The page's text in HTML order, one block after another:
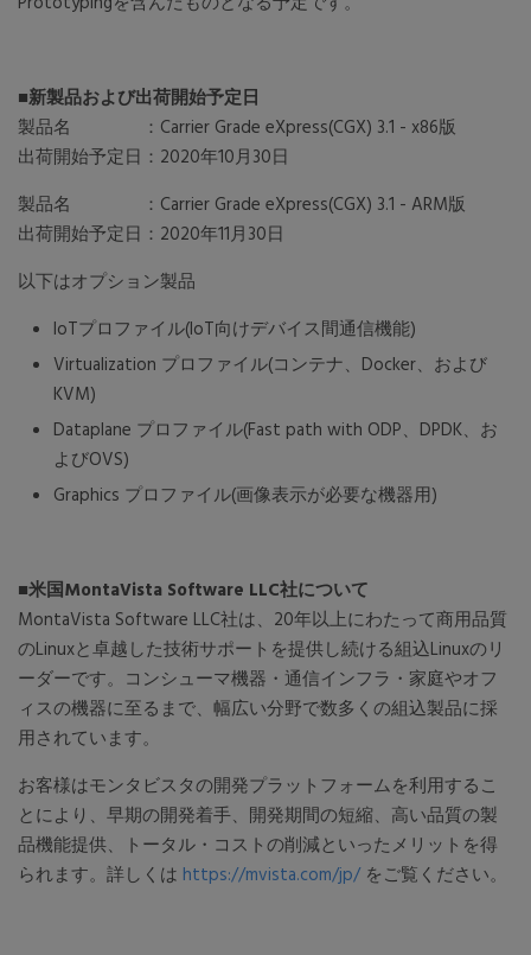
■新製品および出荷開始予定日
製品名 ：Carrier Grade eXpress(CGX) 3.1 - x86版
出荷開始予定日：2020年10月30日
製品名 ：Carrier Grade eXpress(CGX) 3.1 - ARM版
出荷開始予定日：2020年11月30日
以下はオプション製品
IoTプロファイル(IoT向けデバイス間通信機能)
Virtualization プロファイル(コンテナ、Docker、および
KVM)
Dataplane プロファイル(Fast path with ODP、DPDK、お
よびOVS)
Graphics プロファイル(画像表示が必要な機器用)
■米国MontaVista Software LLC社について
MontaVista Software LLC社は、20年以上にわたって商用品質
のLinuxと卓越した技術サポートを提供し続ける組込Linuxのリ
ーダーです。コンシューマ機器・通信インフラ・家庭やオフ
ィスの機器に至るまで、幅広い分野で数多くの組込製品に採
用されています。
お客様はモンタビスタの開発プラットフォームを利用するこ
とにより、早期の開発着手、開発期間の短縮、高い品質の製
品機能提供、トータル・コストの削減といったメリットを得
られます。詳しくは https://mvista.com/jp/をご覧ください。